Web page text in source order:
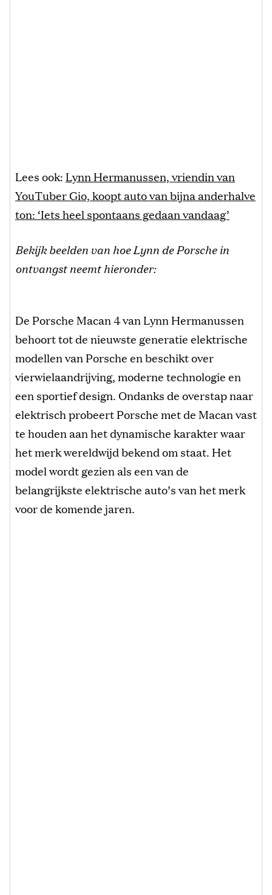
Lees ook: Lynn Hermanussen, vriendin van
YouTuber Gio, koopt auto van bijna anderhalve
ton: ‘Iets heel spontaans gedaan vandaag’
Bekijk beelden van hoe Lynn de Porsche in
ontvangst neemt hieronder:
De Porsche Macan 4 van Lynn Hermanussen
behoort tot de nieuwste generatie elektrische
modellen van Porsche en beschikt over
vierwielaandrijving, moderne technologie en
een sportief design. Ondanks de overstap naar
elektrisch probeert Porsche met de Macan vast
te houden aan het dynamische karakter waar
het merk wereldwijd bekend om staat. Het
model wordt gezien als een van de
belangrijkste elektrische auto’s van het merk
voor de komende jaren.